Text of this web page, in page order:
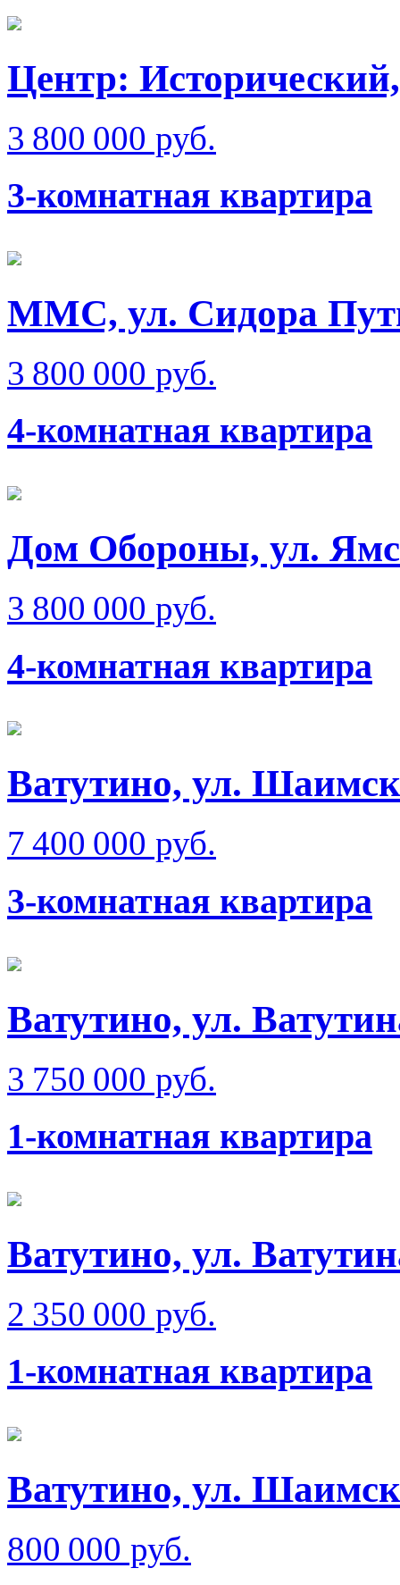
Центр:
3 800 000 руб.
3-комнатная квартира
ММС, ул. Сидора
3 800 000 руб.
4-комнатная квартира
Дом Обороны, ул.
3 800 000 руб.
4-комнатная квартира
Ватутино, ул.
7 400 000 руб.
3-комнатная квартира
Ватутино, ул.
3 750 000 руб.
1-комнатная квартира
Ватутино, ул.
2 350 000 руб.
1-комнатная квартира
Ватутино, ул.
800 000 руб.